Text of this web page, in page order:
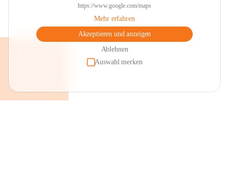
https://www.google.com/maps
Mehr erfahren
Akzeptieren und anzeigen
Ablehnen
Auswahl merken